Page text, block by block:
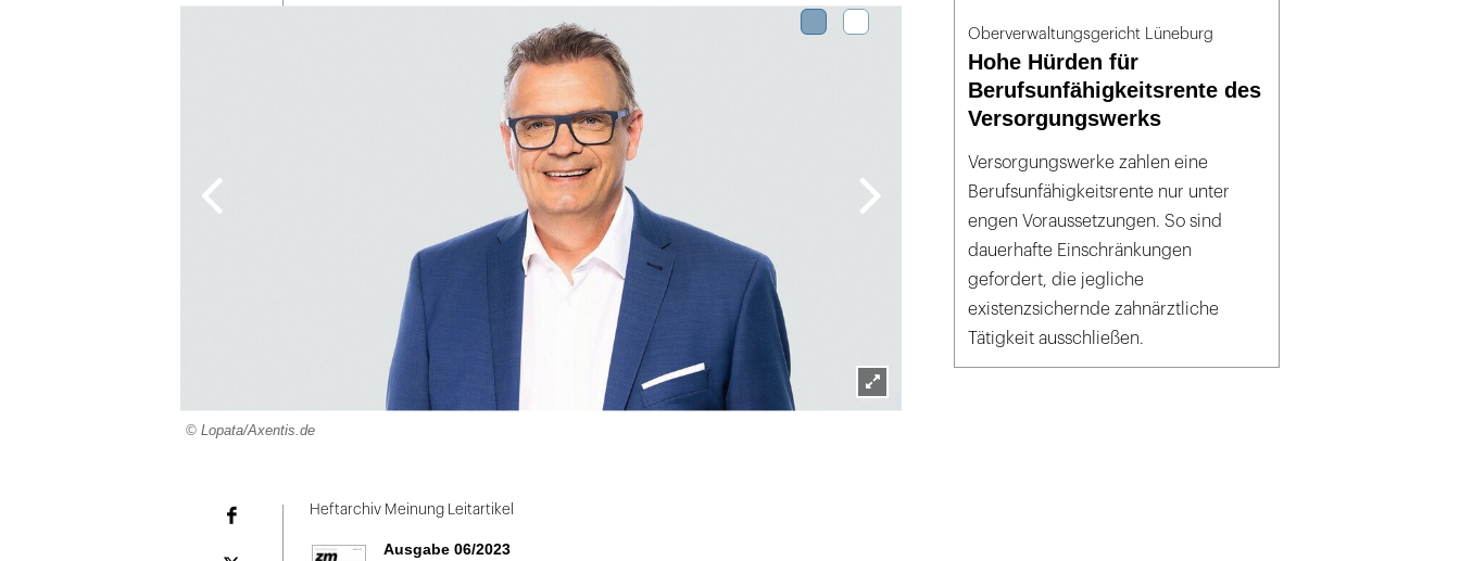
Lightbox
© Lopata/Axentis.de
Heftarchiv Meinung Leitartikel
Ausgabe 06/2023
Oberverwaltungsgericht Lüneburg
Hohe Hürden für
Berufsunfähigkeitsrente des
Versorgungswerks
Versorgungswerke zahlen eine
Berufsunfähigkeitsrente nur unter
engen Voraussetzungen. So sind
dauerhafte Einschränkungen
gefordert, die jegliche
existenzsichernde zahnärztliche
Tätigkeit ausschließen.